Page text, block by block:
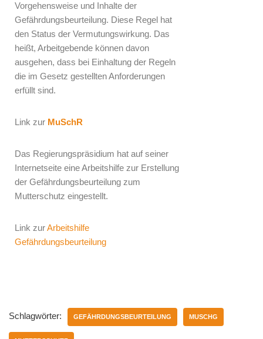
Vorgehensweise und Inhalte der
Gefährdungsbeurteilung. Diese Regel hat
den Status der Vermutungswirkung. Das
heißt, Arbeitgebende können davon
ausgehen, dass bei Einhaltung der Regeln
die im Gesetz gestellten Anforderungen
erfüllt sind.
Link zur MuSchR
Das Regierungspräsidium hat auf seiner
Internetseite eine Arbeitshilfe zur Erstellung
der Gefährdungsbeurteilung zum
Mutterschutz eingestellt.
Link zurArbeitshilfe
Gefährdungsbeurteilung
Schlagwörter: GEFÄHRDUNGSBEURTEILUNG MUSCHG